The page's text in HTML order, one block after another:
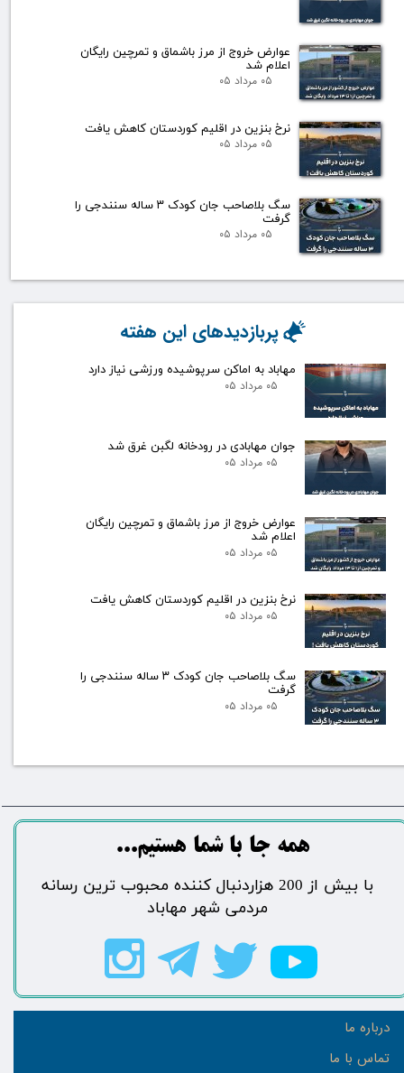
عوارض خروج از مرز باشماق و تمرچین رایگان
اعلام شد
۰۵ مرداد ۰۵
نرخ بنزین در اقلیم کوردستان کاهش یافت
۰۵ مرداد ۰۵
سگ بلاصاحب جان کودک ۳ ساله سنندجی را
گرفت
۰۵ مرداد ۰۵
مهاباد به اماکن سرپوشیده ورزشی نیاز دارد
۰۵ مرداد ۰۵
جوان مهابادی در رودخانه لگبن غرق شد
۰۵ مرداد ۰۵
عوارض خروج از مرز باشماق و تمرچین رایگان
اعلام شد
۰۵ مرداد ۰۵
نرخ بنزین در اقلیم کوردستان کاهش یافت
۰۵ مرداد ۰۵
سگ بلاصاحب جان کودک ۳ ساله سنندجی را
گرفت
۰۵ مرداد ۰۵
پربازدیدهای این هفته
درباره ما
تماس با ما
​​​همه جا با شما هستیم...​​​​​​​​​​​​​​
​با بیش از 200 هزاردنبال کننده محبوب ترین رسانه
مردمی شهر مهاباد​​​​​​​​​​​​​​